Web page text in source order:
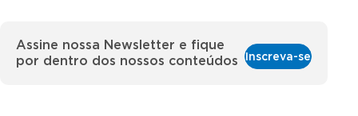
Assine nossa Newsletter e fique
por dentro dos nossos conteúdos
Inscreva-se